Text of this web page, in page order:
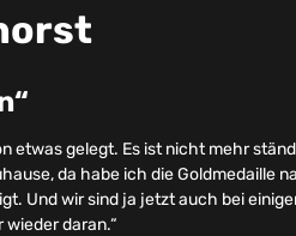
etwas gelegt. Es ist nicht mehr
da habe ich die Goldmedaille
Und wir sind ja jetzt auch bei
daran.“